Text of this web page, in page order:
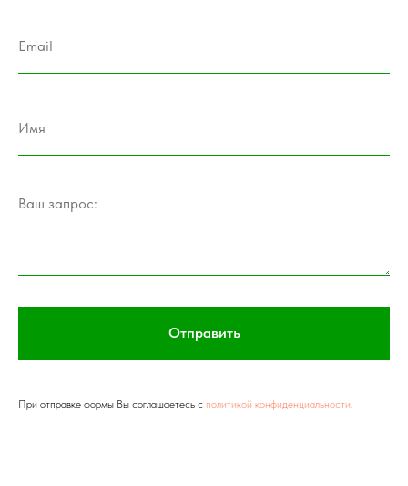
Отправить
При отправке формы Вы соглашаетесь с политикой конфиденциальности.